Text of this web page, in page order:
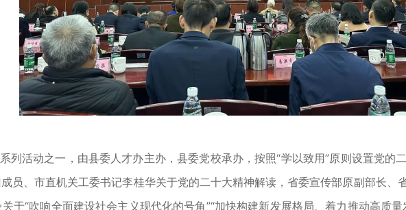
列活动之一，由县委人才办主办，县委党校承办，按照“学以致用”原则设置党
员、市直机关工委书记李桂华关于党的二十大精神解读，省委宣传部原副部长
于“吹响全面建设社会主义现代化的号角”“加快构建新发展格局、着力推动高质